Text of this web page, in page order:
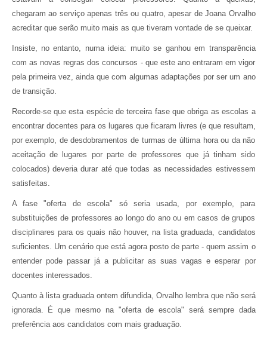
chegaram ao serviço apenas três ou quatro, apesar de Joana Orvalho
acreditar que serão muito mais as que tiveram vontade de se queixar.
Insiste, no entanto, numa ideia: muito se ganhou em transparência
com as novas regras dos concursos - que este ano entraram em vigor
pela primeira vez, ainda que com algumas adaptações por ser um ano
de transição.
Recorde-se que esta espécie de terceira fase que obriga as escolas a
encontrar docentes para os lugares que ficaram livres (e que resultam,
por exemplo, de desdobramentos de turmas de última hora ou da não
aceitação de lugares por parte de professores que já tinham sido
colocados) deveria durar até que todas as necessidades estivessem
satisfeitas.
A fase "oferta de escola" só seria usada, por exemplo, para
substituições de professores ao longo do ano ou em casos de grupos
disciplinares para os quais não houver, na lista graduada, candidatos
suficientes. Um cenário que está agora posto de parte - quem assim o
entender pode passar já a publicitar as suas vagas e esperar por
docentes interessados.
Quanto à lista graduada ontem difundida, Orvalho lembra que não será
ignorada. É que mesmo na "oferta de escola" será sempre dada
preferência aos candidatos com mais graduação.